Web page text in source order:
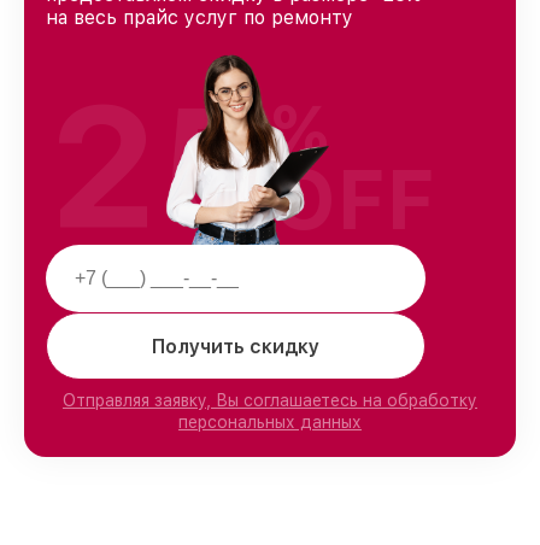
на весь прайс услуг по ремонту
Получить скидку
Отправляя заявку, Вы соглашаетесь на обработку
персональных данных
25%
OFF